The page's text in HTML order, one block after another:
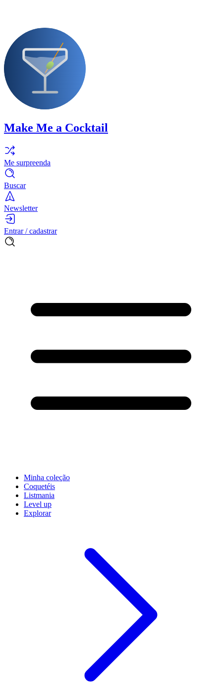
Make Me a Cocktail
Me surpreenda
Buscar
Newsletter
Entrar / cadastrar
Minha coleção
Coquetéis
Listmania
Level up
Explorar